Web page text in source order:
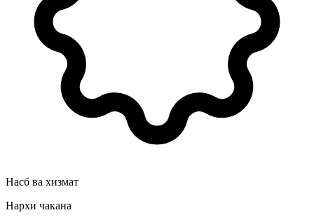
Насб ва хизмат
Нархи чакана